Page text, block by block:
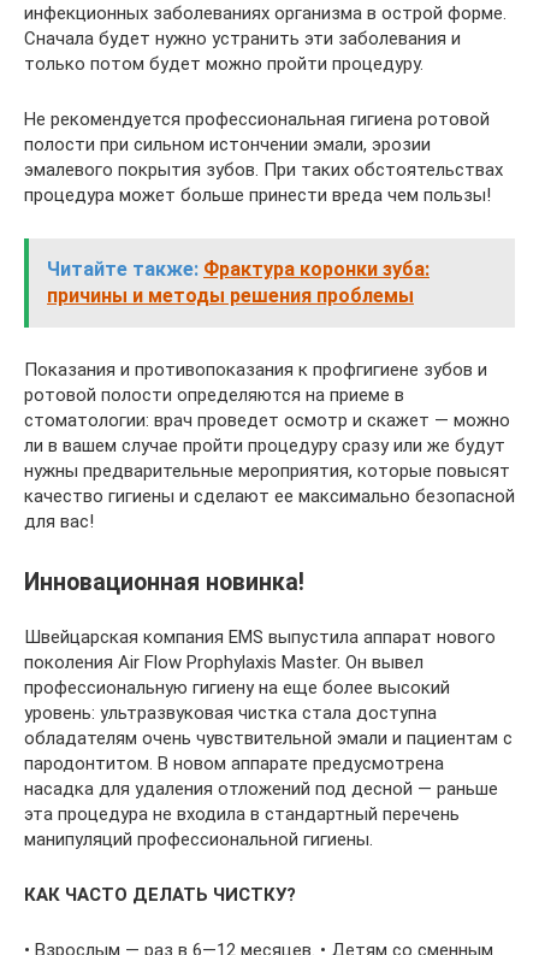
инфекционных заболеваниях организма в острой форме.
Сначала будет нужно устранить эти заболевания и
только потом будет можно пройти процедуру.
Не рекомендуется профессиональная гигиена ротовой
полости при сильном истончении эмали, эрозии
эмалевого покрытия зубов. При таких обстоятельствах
процедура может больше принести вреда чем пользы!
Читайте также: Фрактура коронки зуба:
причины и методы решения проблемы
Показания и противопоказания к профгигиене зубов и
ротовой полости определяются на приеме в
стоматологии: врач проведет осмотр и скажет — можно
ли в вашем случае пройти процедуру сразу или же будут
нужны предварительные мероприятия, которые повысят
качество гигиены и сделают ее максимально безопасной
для вас!
Инновационная новинка!
Швейцарская компания EMS выпустила аппарат нового
поколения Air Flow Prophylaxis Master. Он вывел
профессиональную гигиену на еще более высокий
уровень: ультразвуковая чистка стала доступна
обладателям очень чувствительной эмали и пациентам с
пародонтитом. В новом аппарате предусмотрена
насадка для удаления отложений под десной — раньше
эта процедура не входила в стандартный перечень
манипуляций профессиональной гигиены.
КАК ЧАСТО ДЕЛАТЬ ЧИСТКУ?
• Взрослым — раз в 6—12 месяцев. • Детям со сменным